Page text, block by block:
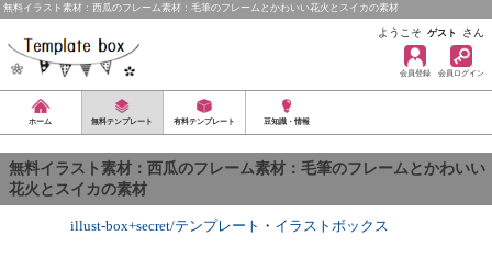
無料イラスト素材：西瓜のフレーム素材：毛筆のフレームとかわいい花火とスイカの素材
ようこそ ゲスト さん
会員登録 会員ログイン
ホーム 無料テンプレート 有料テンプレート 豆知識・情報
無料イラスト素材：西瓜のフレーム素材：毛筆のフレームとかわいい
花火とスイカの素材
illust-box+secret/テンプレート ・ イラストボックス